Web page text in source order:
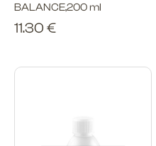
BALANCE,200 ml
11.30 €